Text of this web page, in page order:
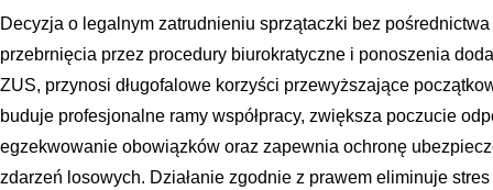
Decyzja o legalnym zatrudnieniu sprzątaczki bez
przebrnięcia przez procedury biurokratyczne i ponoszenia
ZUS, przynosi długofalowe korzyści przewyższające
buduje profesjonalne ramy współpracy, zwiększa poczucie
egzekwowanie obowiązków oraz zapewnia ochronę
zdarzeń losowych. Działanie zgodnie z prawem eliminuje